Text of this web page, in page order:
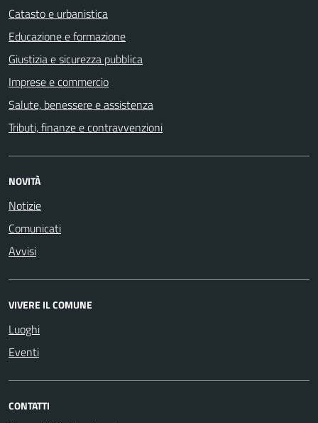
Catasto e urbanistica
Educazione e formazione
Giustizia e sicurezza pubblica
Imprese e commercio
Salute, benessere e assistenza
Tributi, finanze e contravvenzioni
NOVITÀ
Notizie
Comunicati
Avvisi
VIVERE IL COMUNE
Luoghi
Eventi
CONTATTI